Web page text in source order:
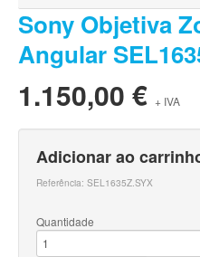
Sony Objetiva
Angular
1.150,00 € + IVA
Adicionar ao
Referência: SEL1635Z.SYX
Quantidade